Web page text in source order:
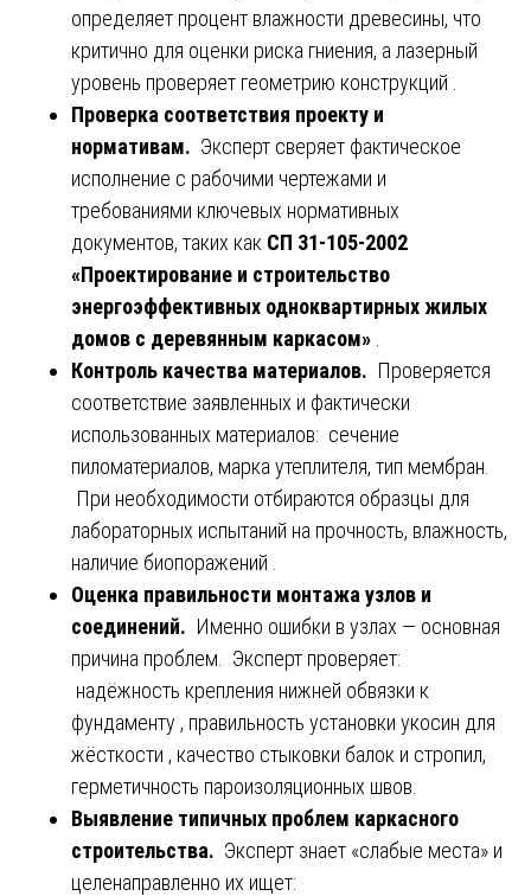
определяет процент влажности древесины, что
критично для оценки риска гниения, а лазерный
уровень проверяет геометрию конструкций .
Проверка соответствия проекту и
нормативам. Эксперт сверяет фактическое
исполнение с рабочими чертежами и
требованиями ключевых нормативных
документов, таких как СП 31-105-2002
«Проектирование и строительство
энергоэффективных одноквартирных жилых
домов с деревянным каркасом»
Контроль качества материалов. Проверяется
соответствие заявленных и фактически
использованных материалов: сечение
пиломатериалов, марка утеплителя, тип мембран.
При необходимости отбираются образцы для
лабораторных испытаний на прочность, влажность,
наличие биопоражений .
Оценка правильности монтажа узлов и
соединений. Именно ошибки в узлах — основная
причина проблем. Эксперт проверяет:
надёжность крепления нижней обвязки к
фундаменту , правильность установки укосин для
жёсткости , качество стыковки балок и стропил,
герметичность пароизоляционных швов.
Выявление типичных проблем каркасного
строительства. Эксперт знает «слабые места» и
целенаправленно их ищет: